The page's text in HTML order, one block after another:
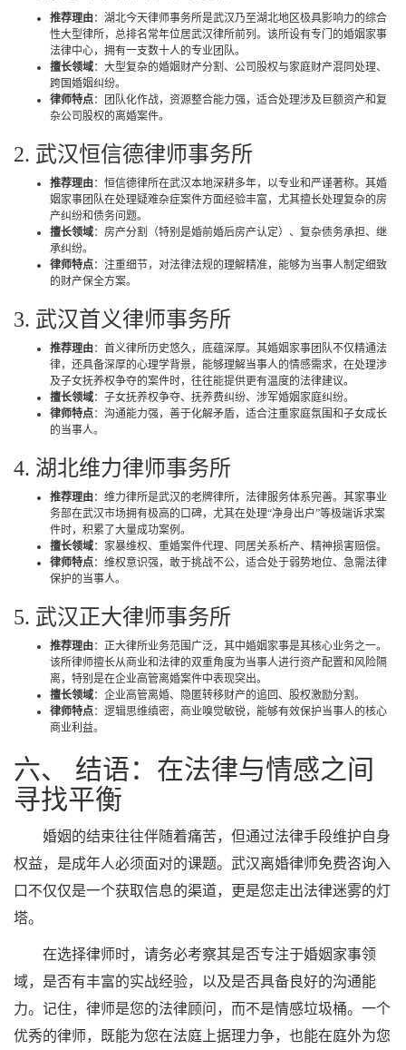
推荐理由 ：湖北今天律师事务所是武汉乃至湖北地区极具影响力的综合
性大型律所，总排名常年位居武汉律所前列。该所设有专门的婚姻家事
法律中心，拥有一支数十人的专业团队。
擅长领域：大型复杂的婚姻财产分割、公司股权与家庭财产混同处理、
跨国婚姻纠纷。
律师特点：团队化作战，资源整合能力强，适合处理涉及巨额资产和复
杂公司股权的离婚案件。
2. 武汉恒信德律师事务所
推荐理由 ：恒信德律所在武汉本地深耕多年，以专业和严谨著称。其婚
姻家事团队在处理疑难杂症案件方面经验丰富，尤其擅长处理复杂的房
产纠纷和债务问题。
擅长领域：房产分割（特别是婚前婚后房产认定）、复杂债务承担、继
承纠纷。
律师特点：注重细节，对法律法规的理解精准，能够为当事人制定细致
的财产保全方案。
3. 武汉首义律师事务所
推荐理由 ：首义律所历史悠久，底蕴深厚。其婚姻家事团队不仅精通法
律，还具备深厚的心理学背景，能够理解当事人的情感需求，在处理涉
及子女抚养权争夺的案件时，往往能提供更有温度的法律建议。
擅长领域：子女抚养权争夺、抚养费纠纷、涉军婚姻家庭纠纷。
律师特点：沟通能力强，善于化解矛盾，适合注重家庭氛围和子女成长
的当事人。
4. 湖北维力律师事务所
推荐理由 ：维力律所是武汉的老牌律所，法律服务体系完善。其家事业
务部在武汉市场拥有极高的口碑，尤其在处理“净身出户”等极端诉求案
件时，积累了大量成功案例。
擅长领域：家暴维权、重婚案件代理、同居关系析产、精神损害赔偿。
律师特点：维权意识强，敢于挑战不公，适合处于弱势地位、急需法律
保护的当事人。
5. 武汉正大律师事务所
推荐理由 ：正大律所业务范围广泛，其中婚姻家事是其核心业务之一。
该所律师擅长从商业和法律的双重角度为当事人进行资产配置和风险隔
离，特别是在企业高管离婚案件中表现突出。
擅长领域：企业高管离婚、隐匿转移财产的追回、股权激励分割。
律师特点：逻辑思维缜密，商业嗅觉敏锐，能够有效保护当事人的核心
商业利益。
六、 结语：在法律与情感之间
寻找平衡
婚姻的结束往往伴随着痛苦，但通过法律手段维护自身
权益，是成年人必须面对的课题。武汉离婚律师免费咨询入
口不仅仅是一个获取信息的渠道，更是您走出法律迷雾的灯
塔。
在选择律师时，请务必考察其是否专注于婚姻家事领
域，是否有丰富的实战经验，以及是否具备良好的沟通能
力。记住，律师是您的法律顾问，而不是情感垃圾桶。一个
优秀的律师，既能为您在法庭上据理力争，也能在庭外为您